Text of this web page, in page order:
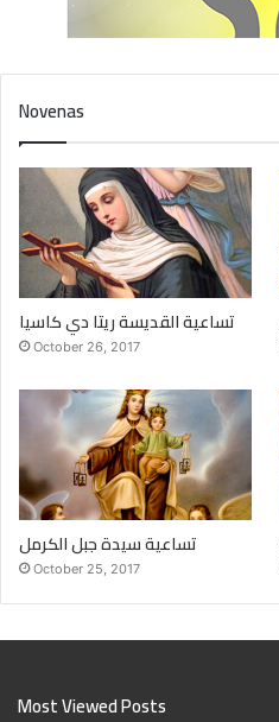
Novenas
تساعية القديسة ريتا دي كاسيا
October 26, 2017
تساعية سيدة جبل الكرمل
October 25, 2017
Most Viewed Posts